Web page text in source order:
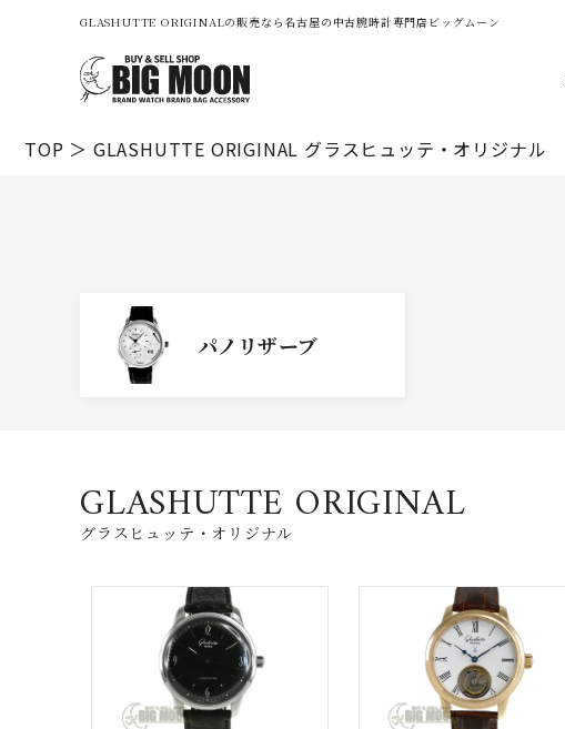
GLASHUTTE ORIGINALの販売なら名古屋の中古腕時計専門店ビッグムーン
TOP GLASHUTTE ORIGINAL グラスヒュッテ・オリジナル
パノリザーブ
GLASHUTTE ORIGINAL
グラスヒュッテ・オリジナル